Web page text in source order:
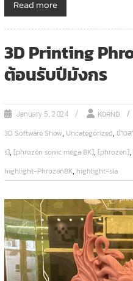
Read more
3D Printing
ต้อนรับปีมังกร
January 5, 2024 KORND
3D Software Show, Uncategorized,ข่าวส
s],[phrozen sonic mega 8K],[phrozen],
highlight-Phrozen8K, highlight-sla